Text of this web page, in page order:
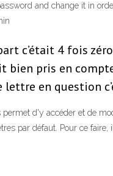
and change it in
c’était 4 fois
bien pris en
en question
d'y accéder et de
par défaut. Pour ce